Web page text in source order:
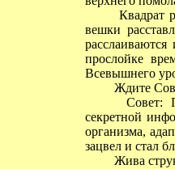
Квадрат
вешки
прослойке
Всевышнего
Ждите
Совет:
секретной
организма,
зацвел и стал
Жива